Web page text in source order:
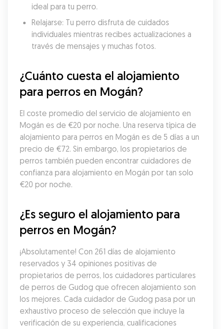
ideal para tu perro.
Relajarse: Tu perro disfruta de cuidados
individuales mientras recibes actualizaciones a
través de mensajes y muchas fotos.
¿Cuánto cuesta el alojamiento
para perros en Mogán?
El coste promedio del servicio de alojamiento en
Mogán es de €20 por noche. Una reserva típica de
alojamiento para perros en Mogán es de 5 días a un
precio de €72. Sin embargo, los propietarios de
perros también pueden encontrar cuidadores de
confianza para alojamiento en Mogán por tan solo
€20 por noche.
¿Es seguro el alojamiento para
perros en Mogán?
¡Absolutamente! Con 261 días de alojamiento
reservados y 34 opiniones positivas de
propietarios de perros, los cuidadores particulares
de perros de Gudog que ofrecen alojamiento son
los mejores. Cada cuidador de Gudog pasa por un
exhaustivo proceso de selección que incluye la
verificación de su experiencia, cualificaciones